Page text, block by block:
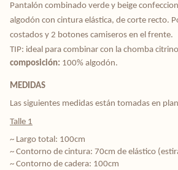
Pantalón combinado verde y beige
algodón con cintura elástica, de corte recto.
costados y 2 botones camiseros en el frente.
TIP: ideal para combinar con la chomba
composición: 100% algodón.
MEDIDAS
Las siguientes medidas están tomadas en
Talle 1
~ Largo total: 100cm
~ Contorno de cintura: 70cm de elástico
~ Contorno de cadera: 100cm